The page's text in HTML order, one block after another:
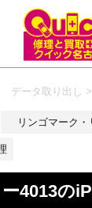
データ取り出し >
リンゴマーク・
4013の